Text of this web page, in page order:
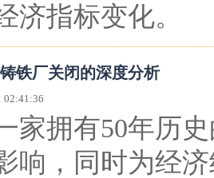
济指标变化。
铁厂关闭的深度分析
02:41:36
家拥有50年历
响，同时为经